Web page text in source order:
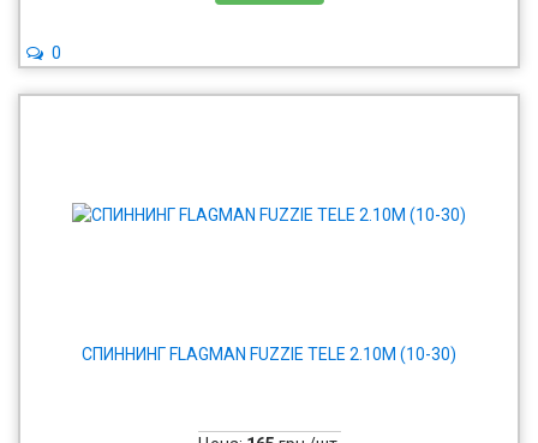
0
СПИННИНГ FLAGMAN FUZZIE TELE 2.10М (10-30)